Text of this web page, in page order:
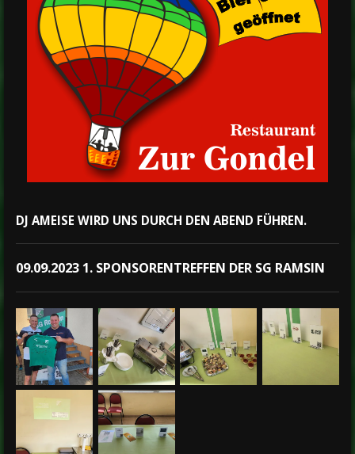
DJ AMEISE WIRD UNS DURCH DEN ABEND FÜHREN.
09.09.2023 1. SPONSORENTREFFEN DER SG RAMSIN